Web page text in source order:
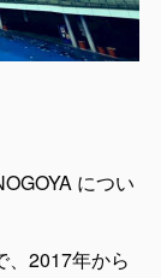
につい
、2017年から